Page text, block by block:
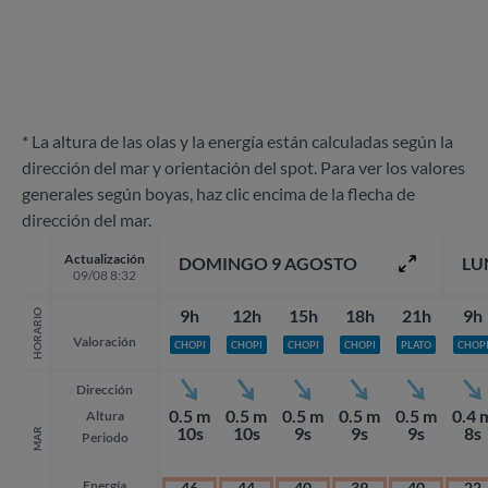
* La altura de las olas y la energía están calculadas según la
dirección del mar y orientación del spot. Para ver los valores
generales según boyas, haz clic encima de la flecha de
dirección del mar.
Actualización
09/08 8:32
HORARIO Valoración
MAR
Dirección
Altura
Periodo
DOMINGO 9 AGOSTO
9h
CHOPI
0.5 m
10s
12h
CHOPI
0.5 m
10s
15h
CHOPI
0.5 m
9s
18h
CHOPI
0.5 m
9s
21h
PLATO
0.5 m
9s
9h
CHOPI
0.4
8s